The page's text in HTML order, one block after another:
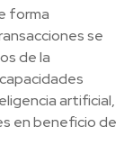
forma
se
de la
artificial,
en beneficio de